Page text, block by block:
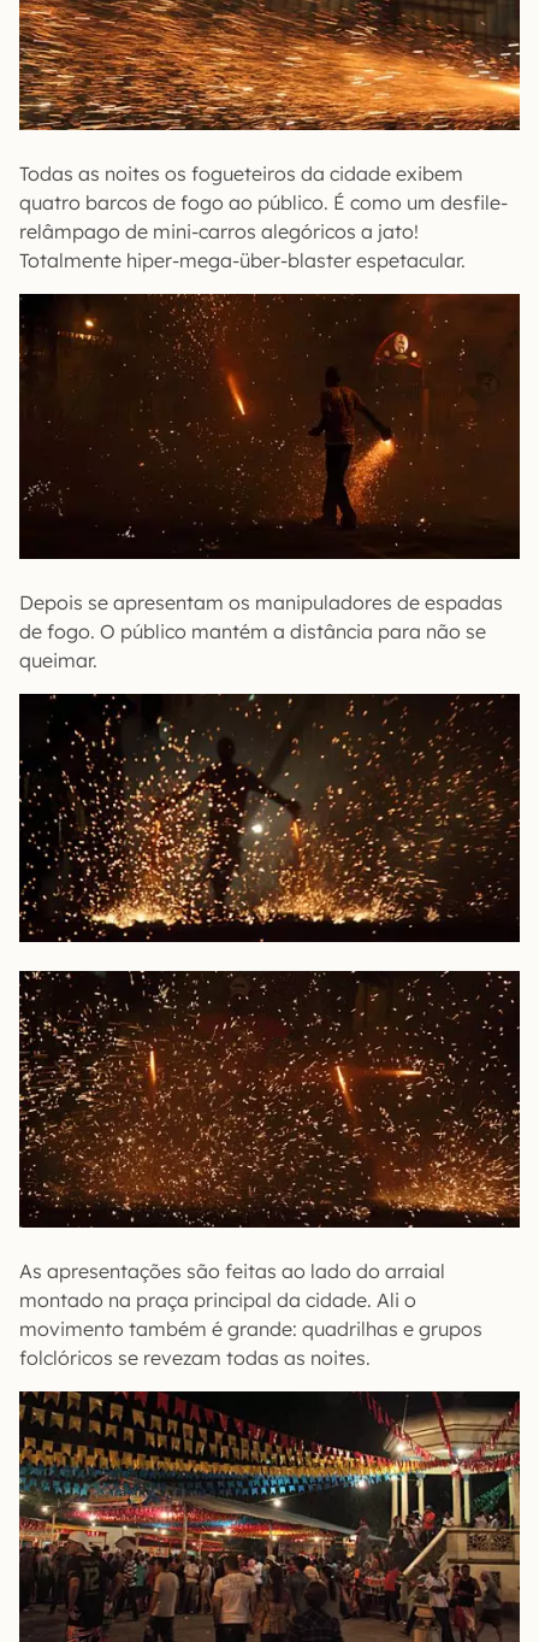
Todas as noites os fogueteiros da cidade exibem
quatro barcos de fogo ao público. É como um desfile-
relâmpago de mini-carros alegóricos a jato!
Totalmente hiper-mega-über-blaster espetacular.
Depois se apresentam os manipuladores de espadas
de fogo. O público mantém a distância para não se
queimar.
As apresentações são feitas ao lado do arraial
montado na praça principal da cidade. Ali o
movimento também é grande: quadrilhas e grupos
folclóricos se revezam todas as noites.